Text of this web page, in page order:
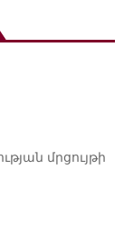
մրցույթի